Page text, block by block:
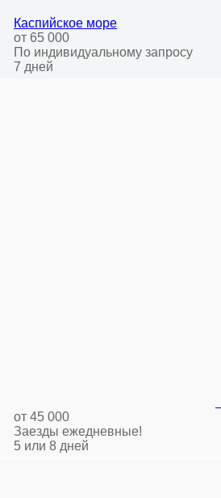
Каспийское море
от 65 000
По индивидуальному запросу
7 дней
от 45 000
Заезды ежедневные!
5 или 8 дней